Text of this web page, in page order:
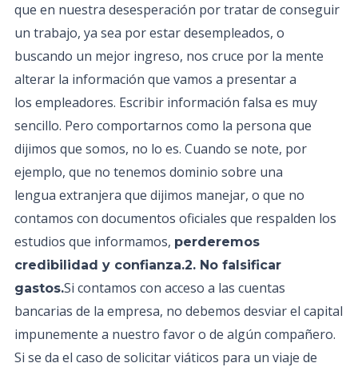
que en nuestra desesperación por tratar de conseguir
un trabajo, ya sea por estar desempleados, o
buscando un mejor ingreso, nos cruce por la mente
alterar la información que vamos a presentar a
los empleadores. Escribir información falsa es muy
sencillo. Pero comportarnos como la persona que
dijimos que somos, no lo es. Cuando se note, por
ejemplo, que no tenemos dominio sobre una
lengua extranjera que dijimos manejar, o que no
contamos con documentos oficiales que respalden los
estudios que informamos, perderemos
credibilidad y confianza.2. No falsificar
gastos.Si contamos con acceso a las cuentas
bancarias de la empresa, no debemos desviar el capital
impunemente a nuestro favor o de algún compañero.
Si se da el caso de solicitar viáticos para un viaje de